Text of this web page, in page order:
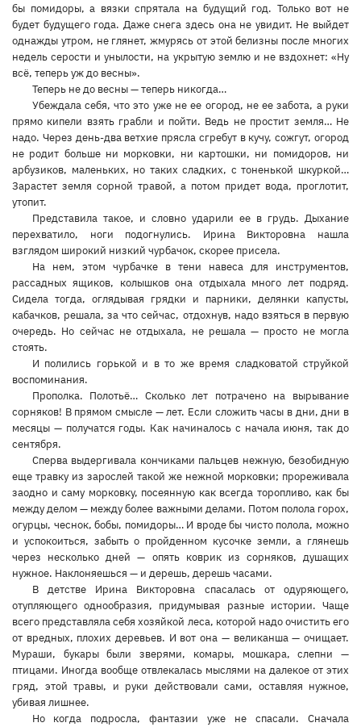
бы помидоры, а вязки спрятала на будущий год. Только вот не
будет будущего года. Даже снега здесь она не увидит. Не выйдет
однажды утром, не глянет, жмурясь от этой белизны после многих
недель серости и унылости, на укрытую землю и не вздохнет: «Ну
всё, теперь уж до весны».
Теперь не до весны — теперь никогда…
Убеждала себя, что это уже не ее огород, не ее забота, а руки
прямо кипели взять грабли и пойти. Ведь не простит земля… Не
надо. Через день-два ветхие прясла сгребут в кучу, сожгут, огород
не родит больше ни морковки, ни картошки, ни помидоров, ни
арбузиков, маленьких, но таких сладких, с тоненькой шкуркой…
Зарастет земля сорной травой, а потом придет вода, проглотит,
утопит.
Представила такое, и словно ударили ее в грудь. Дыхание
перехватило, ноги подогнулись. Ирина Викторовна нашла
взглядом широкий низкий чурбачок, скорее присела.
На нем, этом чурбачке в тени навеса для инструментов,
рассадных ящиков, колышков она отдыхала много лет подряд.
Сидела тогда, оглядывая грядки и парники, делянки капусты,
кабачков, решала, за что сейчас, отдохнув, надо взяться в первую
очередь. Но сейчас не отдыхала, не решала — просто не могла
стоять.
И полились горькой и в то же время сладковатой струйкой
воспоминания.
Прополка. Полотьё… Сколько лет потрачено на вырывание
сорняков! В прямом смысле — лет. Если сложить часы в дни, дни в
месяцы — получатся годы. Как начиналось с начала июня, так до
сентября.
Сперва выдергивала кончиками пальцев нежную, безобидную
еще травку из зарослей такой же нежной морковки; прореживала
заодно и саму морковку, посеянную как всегда торопливо, как бы
между делом — между более важными делами. Потом полола горох,
огурцы, чеснок, бобы, помидоры… И вроде бы чисто полола, можно
и успокоиться, забыть о пройденном кусочке земли, а глянешь
через несколько дней — опять коврик из сорняков, душащих
нужное. Наклоняешься — и дерешь, дерешь часами.
В детстве Ирина Викторовна спасалась от одуряющего,
отупляющего однообразия, придумывая разные истории. Чаще
всего представляла себя хозяйкой леса, которой надо очистить его
от вредных, плохих деревьев. И вот она — великанша — очищает.
Мураши, букары были зверями, комары, мошкара, слепни —
птицами. Иногда вообще отвлекалась мыслями на далекое от этих
гряд, этой травы, и руки действовали сами, оставляя нужное,
убивая лишнее.
Но когда подросла, фантазии уже не спасали. Сначала